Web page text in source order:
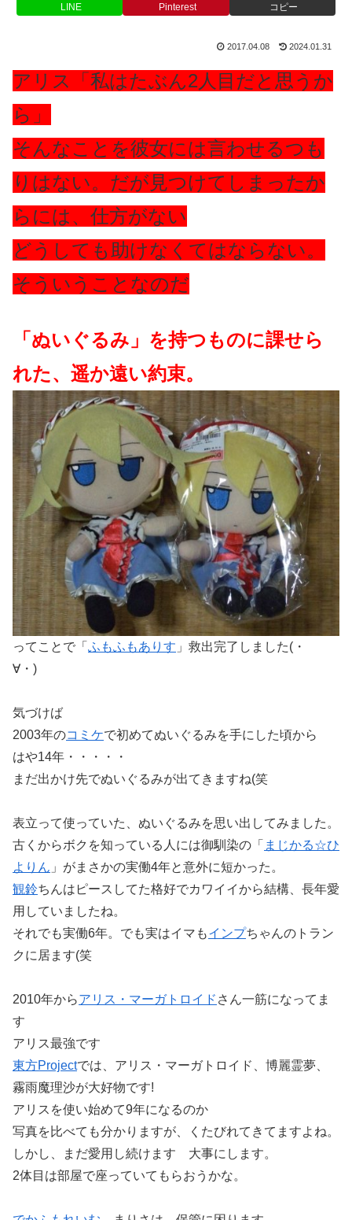
LINE Pinterest コピー
2017.04.08 2024.01.31
アリス「私はたぶん2人目だと思うか
ら」
そんなことを彼女には言わせるつも
りはない。だが見つけてしまったか
らには、仕方がない
どうしても助けなくてはならない。
そういうことなのだ
「ぬいぐるみ」を持つものに課せら
れた、遥か遠い約束。
ってことで「 ふもふもありす 」救出完了しました(・
∀・)ゞ
気づけば
2003年のコミケで初めてぬいぐるみを手にした頃から
はや14年・・・・・
まだ出かけ先でぬいぐるみが出てきますね(笑
表立って使っていた、ぬいぐるみを思い出してみました。
古くからボクを知っている人には御馴染の「 まじかる☆ひ
よりん 」がまさかの実働4年と意外に短かった。
観鈴ちんはピースしてた格好でカワイイから結構、長年愛
用していましたね。
それでも実働6年。でも実はイマもインプちゃんのトラン
クに居ます(笑
2010年からアリス・マーガトロイド さん一筋になってま
す
アリス最強です
東方Projectでは、アリス・マーガトロイド、博麗霊夢、
霧雨魔理沙が大好物です!
アリスを使い始めて9年になるのか
写真を比べても分かりますが、くたびれてきてますよね。
しかし、まだ愛用し続けます 大事にします。
2体目は部屋で座っていてもらおうかな。